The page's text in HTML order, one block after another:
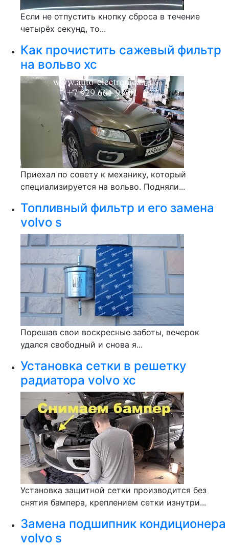
Если не отпустить кнопку сброса в течение
четырёх секунд, то...
Как прочистить сажевый фильтр
на вольво xc
Приехал по совету к механику, который
специализируется на вольво. Подняли...
Топливный фильтр и его замена
volvo s
Порешав свои воскресные заботы, вечерок
удался свободный и снова я...
Установка сетки в решетку
радиатора volvo xc
Установка защитной сетки производится без
снятия бампера, креплением сетки изнутри...
Замена подшипник кондиционера
volvo s